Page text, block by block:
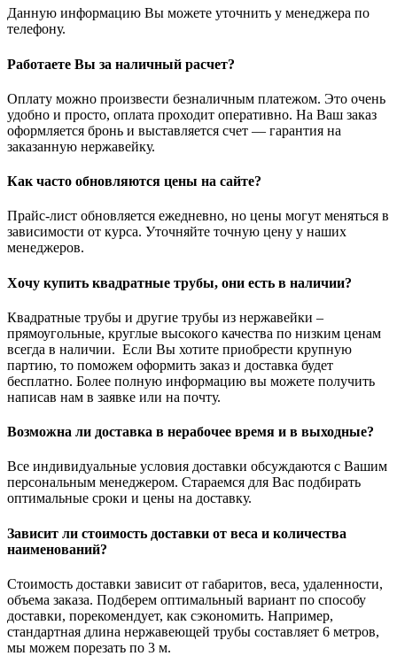
Данную информацию Вы можете уточнить у менеджера по
телефону.
Работаете Вы за наличный расчет?
Оплату можно произвести безналичным платежом. Это очень
удобно и просто, оплата проходит оперативно. На Ваш заказ
оформляется бронь и выставляется счет — гарантия на
заказанную нержавейку.
Как часто обновляются цены на сайте?
Прайс-лист обновляется ежедневно, но цены могут меняться в
зависимости от курса. Уточняйте точную цену у наших
менеджеров.
Хочу купить квадратные трубы, они есть в наличии?
Квадратные трубы и другие трубы из нержавейки –
прямоугольные, круглые высокого качества по низким ценам
всегда в наличии. Если Вы хотите приобрести крупную
партию, то поможем оформить заказ и доставка будет
бесплатно. Более полную информацию вы можете получить
написав нам в заявке или на почту.
Возможна ли доставка в нерабочее время и в выходные?
Все индивидуальные условия доставки обсуждаются с Вашим
персональным менеджером. Стараемся для Вас подбирать
оптимальные сроки и цены на доставку.
Зависит ли стоимость доставки от веса и количества
наименований?
Стоимость доставки зависит от габаритов, веса, удаленности,
объема заказа. Подберем оптимальный вариант по способу
доставки, порекомендует, как сэкономить. Например,
стандартная длина нержавеющей трубы составляет 6 метров,
мы можем порезать по 3 м.